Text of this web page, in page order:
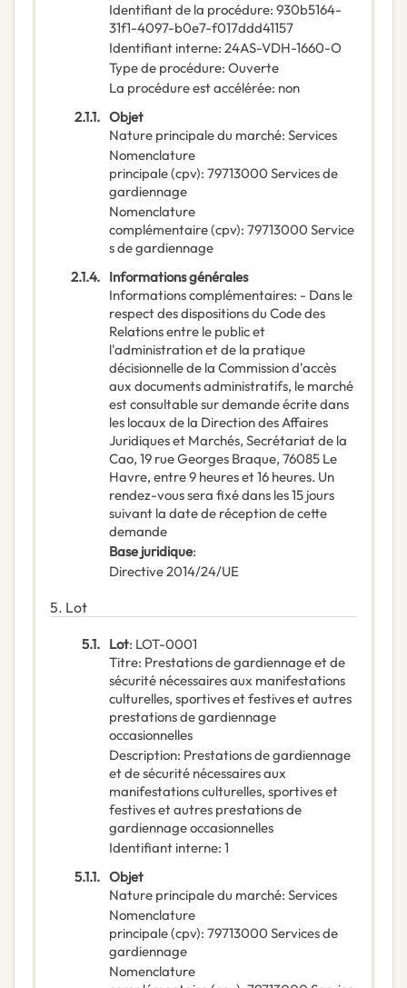
Identifiant de la procédure: 930b5164-
31f1-4097-b0e7-f017ddd41157
Identifiant interne: 24AS-VDH-1660-O
Type de procédure: Ouverte
La procédure est accélérée: non
2.1.1. Objet
Nature principale du marché: Services
Nomenclature
principale(cpv): 79713000 Services de
gardiennage
Nomenclature
complémentaire(cpv): 79713000 Service
s de gardiennage
2.1.4. Informations générales
Informations complémentaires: - Dans le
respect des dispositions du Code des
Relations entre le public et
l'administration et de la pratique
décisionnelle de la Commission d'accès
aux documents administratifs, le marché
est consultable sur demande écrite dans
les locaux de la Direction des Affaires
Juridiques et Marchés, Secrétariat de la
Cao, 19 rue Georges Braque, 76085 Le
Havre, entre 9 heures et 16 heures. Un
rendez-vous sera fixé dans les 15 jours
suivant la date de réception de cette
demande
Base juridique:
Directive 2014/24/UE
5. Lot
5.1. Lot: LOT-0001
Titre: Prestations de gardiennage et de
sécurité nécessaires aux manifestations
culturelles, sportives et festives et autres
prestations de gardiennage
occasionnelles
Description: Prestations de gardiennage
et de sécurité nécessaires aux
manifestations culturelles, sportives et
festives et autres prestations de
gardiennage occasionnelles
Identifiant interne: 1
5.1.1. Objet
Nature principale du marché: Services
Nomenclature
principale(cpv): 79713000 Services de
gardiennage
Nomenclature